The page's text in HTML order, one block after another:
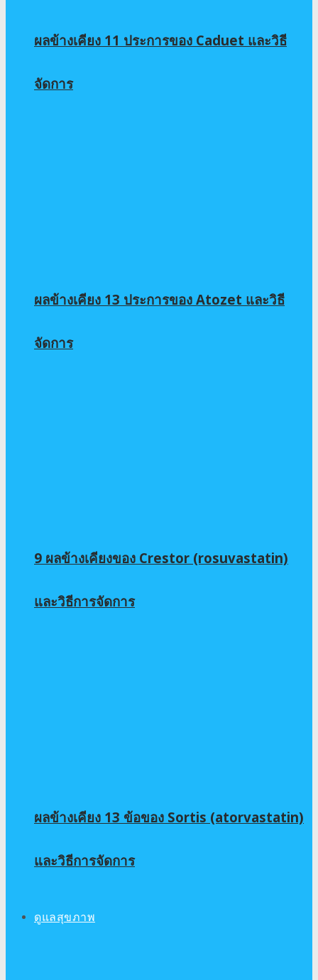
ผลข้างเคียง 11 ประการของ Caduet และวิธี
จัดการ
ผลข้างเคียง 13 ประการของ Atozet และวิธี
จัดการ
9 ผลข้างเคียงของ Crestor (rosuvastatin)
และวิธีการจัดการ
ผลข้างเคียง 13 ข้อของ Sortis (atorvastatin)
และวิธีการจัดการ
ดูแลสุขภาพ